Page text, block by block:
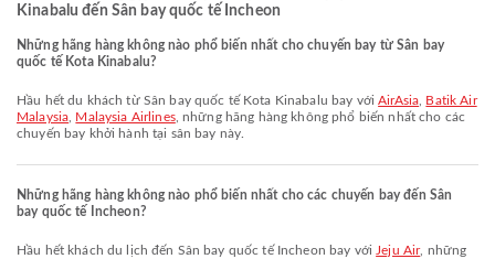
Kinabalu đến Sân bay quốc tế Incheon
Những hãng hàng không nào phổ biến nhất cho chuyến bay từ Sân bay
quốc tế Kota Kinabalu?
Hầu hết du khách từ Sân bay quốc tế Kota Kinabalu bay vớiAirAsia Batik Air
Malaysia Malaysia Airlines, những hãng hàng không phổ biến nhất cho các
chuyến bay khởi hành tại sân bay này.
Những hãng hàng không nào phổ biến nhất cho các chuyến bay đến Sân
bay quốc tế Incheon?
Hầu hết khách du lịch đến Sân bay quốc tế Incheon bay với Jeju Air, những